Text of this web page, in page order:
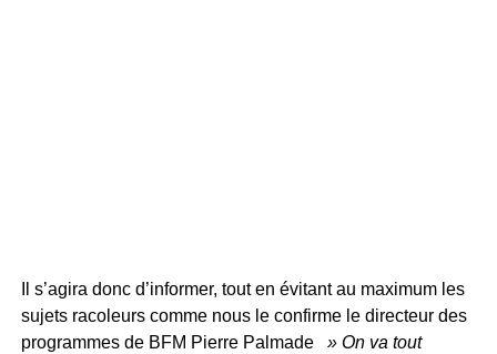
Il s’agira donc d’informer, tout en évitant au maximum les
sujets racoleurs comme nous le confirme le directeur des
programmes de BFM Pierre Palmade
» On va tout